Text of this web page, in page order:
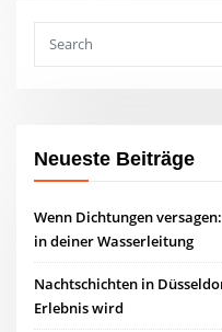
Neueste Beiträge
Wenn Dichtungen
in deiner Wasserleitung
Nachtschichten in
Erlebnis wird